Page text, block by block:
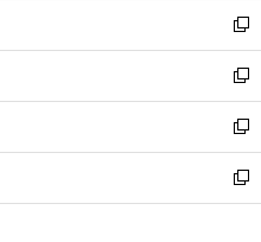
く
で
開
く
ド
ウ
で
開
く
ィ
ン
ド
ウ
で
開
く
い
ウ
ィ
ン
ド
ウ
で
開
新
し
い
ウ
ィ
ン
ド
ウ
新
し
い
ウ
ィ
ン
新
し
い
ウ
新
し